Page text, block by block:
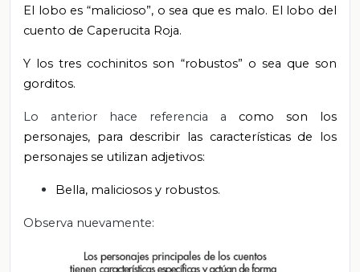
El lobo es “malicioso”, o sea que es malo. El lobo del
cuento de Caperucita Roja.
Y los tres cochinitos son “robustos” o sea que son
gorditos.
Lo anterior hace referencia a como son los
personajes, para describir las características de los
personajes se utilizan adjetivos:
Bella, maliciosos y robustos.
Observa nuevamente: